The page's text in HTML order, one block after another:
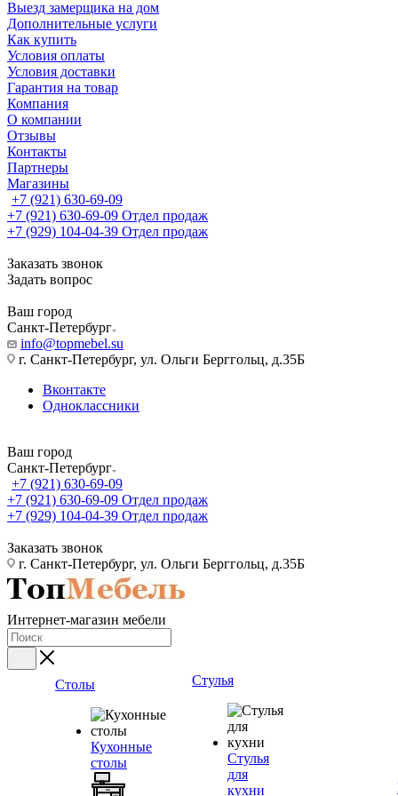
Выезд замерщика на дом
Дополнительные услуги
Как купить
Условия оплаты
Условия доставки
Гарантия на товар
Компания
О компании
Отзывы
Контакты
Партнеры
Магазины
+7 (921) 630-69-09
+7 (921) 630-69-09 Отдел продаж
+7 (929) 104-04-39 Отдел продаж
Заказать звонок
Задать вопрос
Ваш город
Санкт-Петербург
info@topmebel.su
г. Санкт-Петербург, ул. Ольги Берггольц, д.35Б
Вконтакте
Одноклассники
Ваш город
Санкт-Петербург
+7 (921) 630-69-09
+7 (921) 630-69-09 Отдел продаж
+7 (929) 104-04-39 Отдел продаж
Заказать звонок
г. Санкт-Петербург, ул. Ольги Берггольц, д.35Б
Интернет-магазин мебели
Столы
Кухонные
столы
Стулья
Стулья
для
кухни